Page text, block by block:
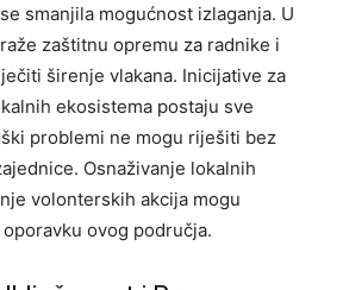
smanjila mogućnost izlaganja. U
zaštitnu opremu za radnike i
širenje vlakana. Inicijative za
ekosistema postaju sve
problemi ne mogu riješiti bez
Osnaživanje lokalnih
volonterskih akcija mogu
ovog područja.